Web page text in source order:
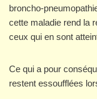
broncho-
cette maladie rend la
ceux qui en sont
Ce qui a pour
restent essoufflées